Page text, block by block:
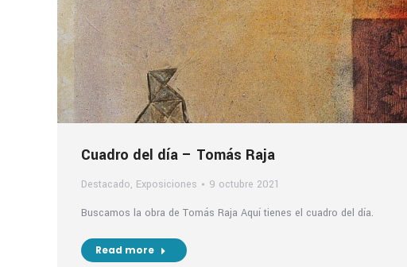
Cuadro del día – Tomás Raja
Destacado, Exposiciones
9 octubre 2021
Buscamos la obra de Tomás Raja Aquí tienes el cuadro del día.
Read more